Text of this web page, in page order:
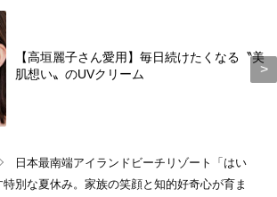
【高垣麗子さん愛用】毎日続けたくなる〝美
肌想い〟のUVクリーム
日本最南端アイランドビーチリゾート「はい
別な夏休み。家族の笑顔と知的好奇心が育ま